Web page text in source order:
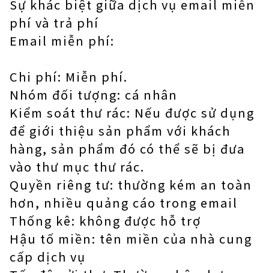
Sự khác biệt giữa dịch vụ email miễn
phí và trả phí
Email miễn phí:
Chi phí: Miễn phí.
Nhóm đối tượng: cá nhân
Kiểm soát thư rác: Nếu được sử dụng
để giới thiệu sản phẩm với khách
hàng, sản phẩm đó có thể sẽ bị đưa
vào thư mục thư rác.
Quyền riêng tư: thường kém an toàn
hơn, nhiều quảng cáo trong email
Thống kê: không được hỗ trợ
Hậu tố miền: tên miền của nhà cung
cấp dịch vụ